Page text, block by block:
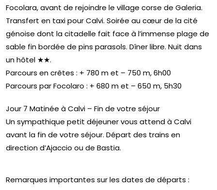
Focolara, avant de rejoindre le village corse de Galeria.
Transfert en taxi pour Calvi. Soirée au cœur de la cité
génoise dont la citadelle fait face à l’immense plage de
sable fin bordée de pins parasols. Dîner libre. Nuit dans
un hôtel ★★.
Parcours en crêtes : + 780 m et – 750 m, 6h00
Parcours par Focolaro : + 680 m et – 650 m, 5h30
Jour 7 Matinée à Calvi – Fin de votre séjour
Un sympathique petit déjeuner vous attend à Calvi
avant la fin de votre séjour. Départ des trains en
direction d’Ajaccio ou de Bastia.
Remarques importantes sur les dates de départs :